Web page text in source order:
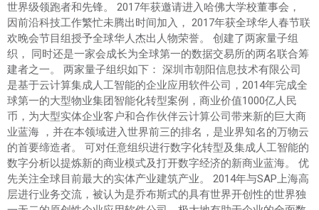
世界级领跑者和先锋。 2017年获邀请进入哈佛大学校董事会，
因前沿科技工作繁忙未腾出时间加入， 2017年获全球华人春节联
欢晚会节目组授予全球华人杰出人物荣誉。 创建了两家量子组
织， 同时还是一家会成长为全球第一的数据交易所的两名联合筹
建者之一。 两家量子组织如下： 深圳市朝阳信息技术有限公司
是基于云计算集成人工智能的企业应用软件公司，2014年完成全
球第一的大型物业集团智能化转型案例，商业价值1000亿人民
币，为大型实体企业客户和合作伙伴云计算公司带来新的巨大商
业蓝海 ，并在本领域进入世界前三的排名，是业界知名的万物云
的首要缔造者。 可对任意组织进行数字化转型及集成人工智能的
数字分析以提炼新的商业模式及打开数字经济的新商业蓝海。 优
先关注全球目前最大的实体产业建筑产业。 2014年与SAP上海高
层进行业务交流，被认为是乔布斯式的具有世界开创性的世界独